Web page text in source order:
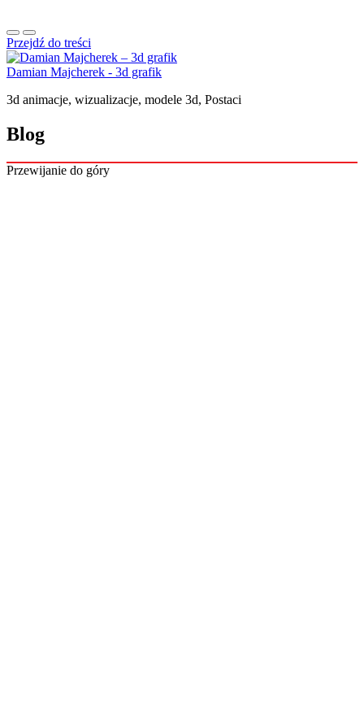
Przejdź do treści
Damian Majcherek - 3d grafik
3d animacje, wizualizacje, modele 3d, Postaci
Blog
Przewijanie do góry